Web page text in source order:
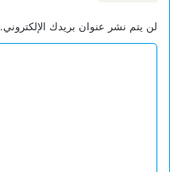
لن يتم نشر عنوان بريدك الإلكتروني.